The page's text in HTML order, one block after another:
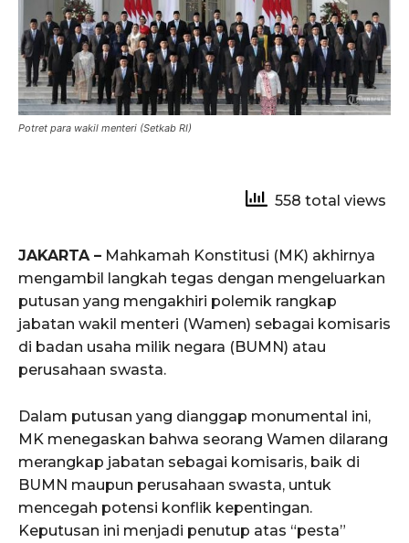
Potret para wakil menteri (Setkab RI)
558 total views
JAKARTA – Mahkamah Konstitusi (MK) akhirnya
mengambil langkah tegas dengan mengeluarkan
putusan yang mengakhiri polemik rangkap
jabatan wakil menteri (Wamen) sebagai komisaris
di badan usaha milik negara (BUMN) atau
perusahaan swasta.
Dalam putusan yang dianggap monumental ini,
MK menegaskan bahwa seorang Wamen dilarang
merangkap jabatan sebagai komisaris, baik di
BUMN maupun perusahaan swasta, untuk
mencegah potensi konflik kepentingan.
Keputusan ini menjadi penutup atas “pesta”